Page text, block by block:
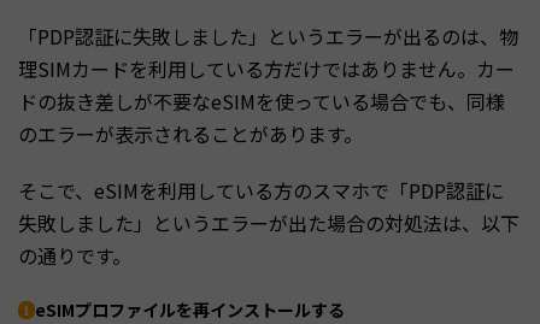
「PDP認証に失敗しました」というエラーが出るのは、物
理SIMカードを利用している方だけではありません。カー
ドの抜き差しが不要なeSIMを使っている場合でも、同様
のエラーが表示されることがあります。
そこで、eSIMを利用している方のスマホで「PDP認証に
失敗しました」というエラーが出た場合の対処法は、以下
の通りです。
eSIMプロファイルを再インストールする